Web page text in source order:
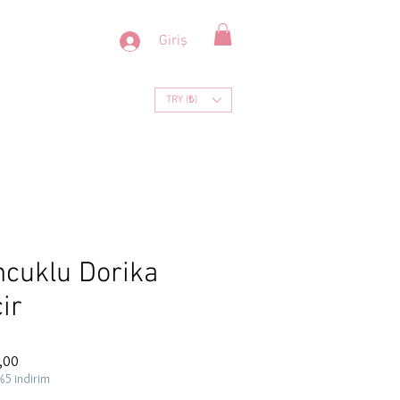
Giriş
TRY (₺)
Dorika
Fiyat
indirim